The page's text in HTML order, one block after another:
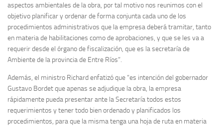
aspectos ambientales de la obra, por tal motivo nos reunimos con el
objetivo planificar y ordenar de forma conjunta cada uno de los
procedimientos administrativos que la empresa deberá tramitar, tanto
en materia de habilitaciones como de aprobaciones, y que se les va a
requerir desde el órgano de fiscalización, que es la secretaría de
Ambiente de la provincia de Entre Ríos”.
Además, el ministro Richard enfatizó que “es intención del gobernador
Gustavo Bordet que apenas se adjudique la obra, la empresa
rápidamente pueda presentar ante la Secretaría todos estos
requerimientos y tener todo bien ordenado y planificados los
procedimientos, para que la misma tenga una hoja de ruta en materia